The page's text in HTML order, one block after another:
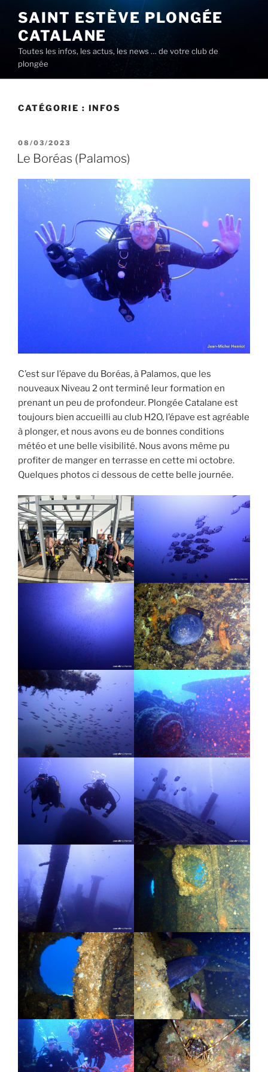
contenu
principal
SAINT ESTÈVE PLONGÉE
CATALANE
Toutes les infos, les actus, les news … de votre club de
plongée
CATÉGORIE : INFOS
PUBLIÉ
LE
08/03/2023
Le Boréas (Palamos)
C’est sur l’épave du Boréas, à Palamos, que les
nouveaux Niveau 2 ont terminé leur formation en
prenant un peu de profondeur. Plongée Catalane est
toujours bien accueilli au club H2O, l’épave est agréable
à plonger, et nous avons eu de bonnes conditions
météo et une belle visibilité. Nous avons même pu
profiter de manger en terrasse en cette mi octobre.
Quelques photos ci dessous de cette belle journée.